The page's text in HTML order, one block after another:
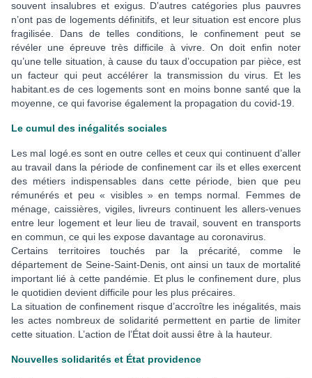
souvent insalubres et exigus. D’autres catégories plus pauvres
n’ont pas de logements définitifs, et leur situation est encore plus
fragilisée. Dans de telles conditions, le confinement peut se
révéler une épreuve très difficile à vivre. On doit enfin noter
qu’une telle situation, à cause du taux d’occupation par pièce, est
un facteur qui peut accélérer la transmission du virus. Et les
habitant.es de ces logements sont en moins bonne santé que la
moyenne, ce qui favorise également la propagation du covid-19.
Le cumul des inégalités sociales
Les mal logé.es sont en outre celles et ceux qui continuent d’aller
au travail dans la période de confinement car ils et elles exercent
des métiers indispensables dans cette période, bien que peu
rémunérés et peu « visibles » en temps normal. Femmes de
ménage, caissières, vigiles, livreurs continuent les allers-venues
entre leur logement et leur lieu de travail, souvent en transports
en commun, ce qui les expose davantage au coronavirus.
Certains territoires touchés par la précarité, comme le
département de Seine-Saint-Denis, ont ainsi un taux de mortalité
important lié à cette pandémie. Et plus le confinement dure, plus
le quotidien devient difficile pour les plus précaires.
La situation de confinement risque d’accroître les inégalités, mais
les actes nombreux de solidarité permettent en partie de limiter
cette situation. L’action de l’État doit aussi être à la hauteur.
Nouvelles solidarités et État providence